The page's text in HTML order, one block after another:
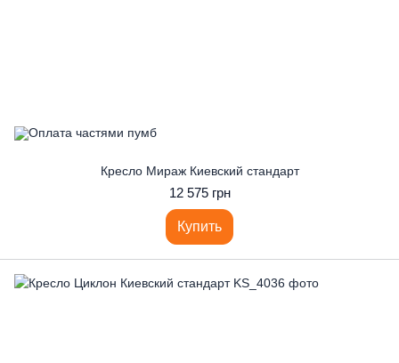
Кресло Мираж Киевский стандарт
12 575 грн
Купить